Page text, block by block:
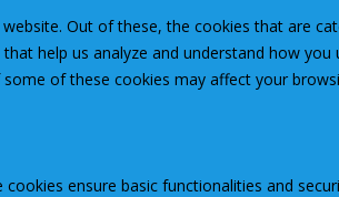
Out of these, the cookies that are
help us analyze and understand how
of these cookies may affect your
ensure basic functionalities and